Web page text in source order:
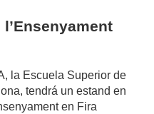
la Escuela Superior de
tendrá un estand en
en Fira